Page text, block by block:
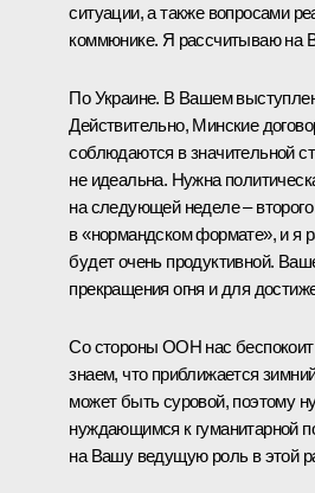
ситуации, а также вопросами
коммюнике. Я рассчитываю на
По Украине. В Вашем
Действительно, Минские
соблюдаются в значительной
не идеальна. Нужна
на следующей неделе –
в «нормандском формате», и я
будет очень продуктивной.
прекращения огня и для
Со стороны ООН нас
знаем, что приближается
может быть суровой, поэтому
нуждающимся к гуманитарной
на Вашу ведущую роль в этой